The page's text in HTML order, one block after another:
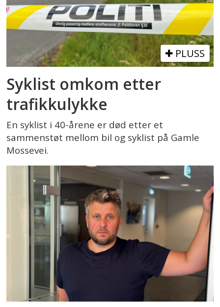
PLUSS
Syklist omkom etter
trafikkulykke
En syklist i 40-årene er død etter et
sammenstøt mellom bil og syklist på Gamle
Mossevei.